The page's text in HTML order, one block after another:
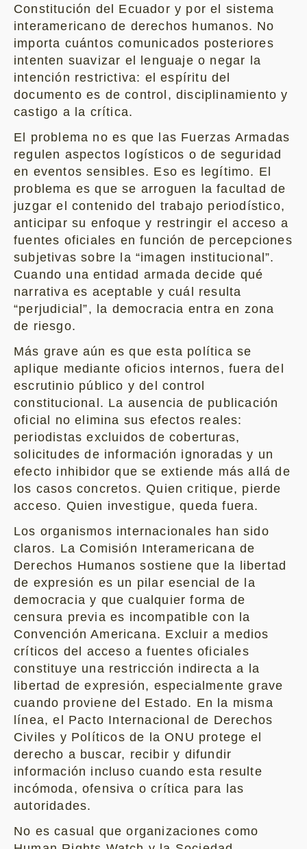
Constitución del Ecuador y por el sistema
interamericano de derechos humanos. No
importa cuántos comunicados posteriores
intenten suavizar el lenguaje o negar la
intención restrictiva: el espíritu del
documento es de control, disciplinamiento y
castigo a la crítica.
El problema no es que las Fuerzas Armadas
regulen aspectos logísticos o de seguridad
en eventos sensibles. Eso es legítimo. El
problema es que se arroguen la facultad de
juzgar el contenido del trabajo periodístico,
anticipar su enfoque y restringir el acceso a
fuentes oficiales en función de percepciones
subjetivas sobre la “imagen institucional”.
Cuando una entidad armada decide qué
narrativa es aceptable y cuál resulta
“perjudicial”, la democracia entra en zona
de riesgo.
Más grave aún es que esta política se
aplique mediante oficios internos, fuera del
escrutinio público y del control
constitucional. La ausencia de publicación
oficial no elimina sus efectos reales:
periodistas excluidos de coberturas,
solicitudes de información ignoradas y un
efecto inhibidor que se extiende más allá de
los casos concretos. Quien critique, pierde
acceso. Quien investigue, queda fuera.
Los organismos internacionales han sido
claros. La Comisión Interamericana de
Derechos Humanos sostiene que la libertad
de expresión es un pilar esencial de la
democracia y que cualquier forma de
censura previa es incompatible con la
Convención Americana. Excluir a medios
críticos del acceso a fuentes oficiales
constituye una restricción indirecta a la
libertad de expresión, especialmente grave
cuando proviene del Estado. En la misma
línea, el Pacto Internacional de Derechos
Civiles y Políticos de la ONU protege el
derecho a buscar, recibir y difundir
información incluso cuando esta resulte
incómoda, ofensiva o crítica para las
autoridades.
No es casual que organizaciones como